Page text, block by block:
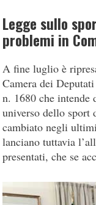
Legge sullo
problemi in
A fine luglio è
Camera dei
n. 1680 che intende
universo dello sport
cambiato negli
lanciano tuttavia
presentati, che se